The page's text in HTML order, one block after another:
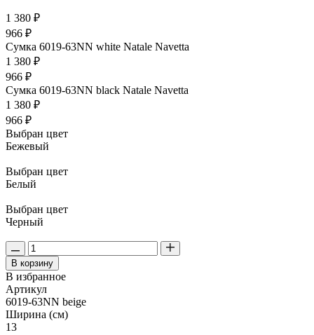
1 380 ₽
966 ₽
Сумка 6019-63NN white Natale Navetta
1 380 ₽
966 ₽
Сумка 6019-63NN black Natale Navetta
1 380 ₽
966 ₽
Выбран цвет
Бежевый
Выбран цвет
Белый
Выбран цвет
Черный
В корзину
В избранное
Артикул
6019-63NN beige
Ширина (см)
13